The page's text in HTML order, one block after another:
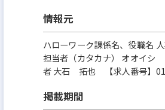
情報元
ハローワーク課係名、役職名
担当者（カタカナ） オオイシ
者 大石 拓也 【求人番号】
掲載期間